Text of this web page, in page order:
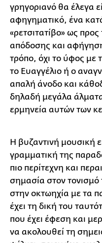
γρηγοριανό θα έλεγα
αφηγηματικό, ένα
«ρετσιτατίβο» ως
απόδοσης και
τρόπο, όχι το ύφος με
το Ευαγγέλιο ή ο
απαλή άνοδο και
δηλαδή μεγάλα
ερμηνεία αυτών των
Η βυζαντινή μουσική
γραμματική της
πιο περίτεχνη και
σημασία στον τονισμό
στην οκτωηχία με τα
έχει τη δική του
που έχει έφεση και
να ακολουθεί τη